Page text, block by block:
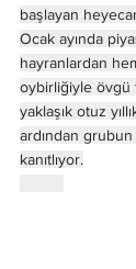
başlayan
Ocak ayında
hayranlardan
oybirliğiyle övgü
yaklaşık otuz
ardından
kanıtlıyor.